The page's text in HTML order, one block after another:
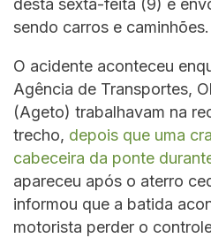
desta sexta-feita (9) e
sendo carros e caminhões.
O acidente aconteceu
Agência de Transportes,
(Ageto) trabalhavam na
trecho, depois que uma
cabeceira da ponte
apareceu após o aterro
informou que a batida
motorista perder o